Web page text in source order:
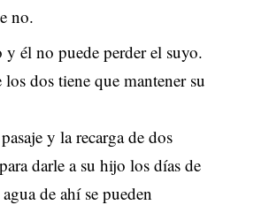
no.
él no puede perder el suyo.
dos tiene que mantener su
y la recarga de dos
darle a su hijo los días de
de ahí se pueden